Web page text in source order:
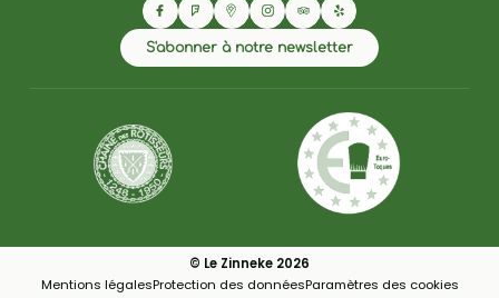
S'abonner à notre newsletter
© Le Zinneke 2026
Mentions légalesProtection des donnéesParamètres des cookies